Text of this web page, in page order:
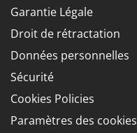
Stanley
Stiga
Stocker
Sunseeker
T
Tecla
Garantie Légale
Droit de rétractation
Données personnelles
Sécurité
Cookies Policies
Paramètres des cookies